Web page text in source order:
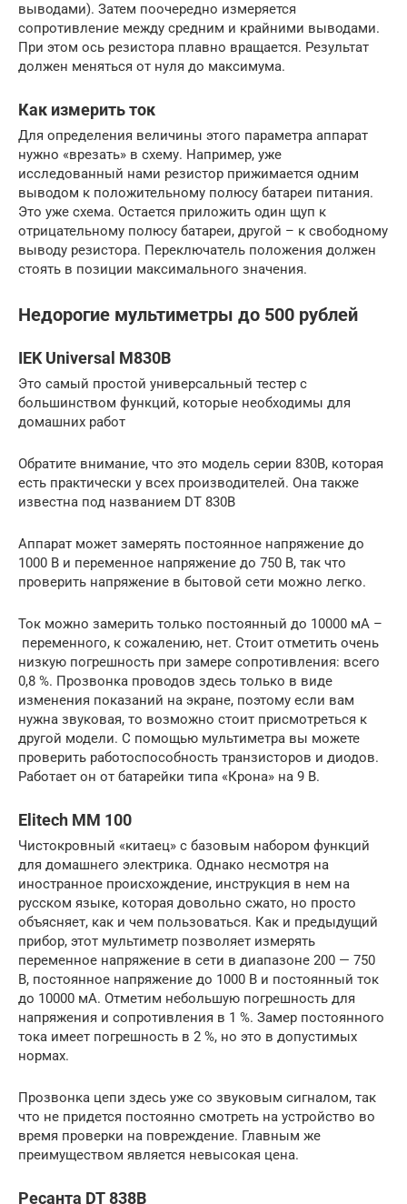
выводами). Затем поочередно измеряется
сопротивление между средним и крайними выводами.
При этом ось резистора плавно вращается. Результат
должен меняться от нуля до максимума.
Как измерить ток
Для определения величины этого параметра аппарат
нужно «врезать» в схему. Например, уже
исследованный нами резистор прижимается одним
выводом к положительному полюсу батареи питания.
Это уже схема. Остается приложить один щуп к
отрицательному полюсу батареи, другой – к свободному
выводу резистора. Переключатель положения должен
стоять в позиции максимального значения.
Недорогие мультиметры до 500 рублей
IEK Universal M830B
Это самый простой универсальный тестер с
большинством функций, которые необходимы для
домашних работ
Обратите внимание, что это модель серии 830В, которая
есть практически у всех производителей. Она также
известна под названием DT 830В
Аппарат может замерять постоянное напряжение до
1000 В и переменное напряжение до 750 В, так что
проверить напряжение в бытовой сети можно легко.
Ток можно замерить только постоянный до 10000 мА –
переменного, к сожалению, нет. Стоит отметить очень
низкую погрешность при замере сопротивления: всего
0,8 %. Прозвонка проводов здесь только в виде
изменения показаний на экране, поэтому если вам
нужна звуковая, то возможно стоит присмотреться к
другой модели. С помощью мультиметра вы можете
проверить работоспособность транзисторов и диодов.
Работает он от батарейки типа «Крона» на 9 В.
Elitech MM 100
Чистокровный «китаец» с базовым набором функций
для домашнего электрика. Однако несмотря на
иностранное происхождение, инструкция в нем на
русском языке, которая довольно сжато, но просто
объясняет, как и чем пользоваться. Как и предыдущий
прибор, этот мультиметр позволяет измерять
переменное напряжение в сети в диапазоне 200 — 750
В, постоянное напряжение до 1000 В и постоянный ток
до 10000 мА. Отметим небольшую погрешность для
напряжения и сопротивления в 1 %. Замер постоянного
тока имеет погрешность в 2 %, но это в допустимых
нормах.
Прозвонка цепи здесь уже со звуковым сигналом, так
что не придется постоянно смотреть на устройство во
время проверки на повреждение. Главным же
преимуществом является невысокая цена.
Ресанта DT 838B